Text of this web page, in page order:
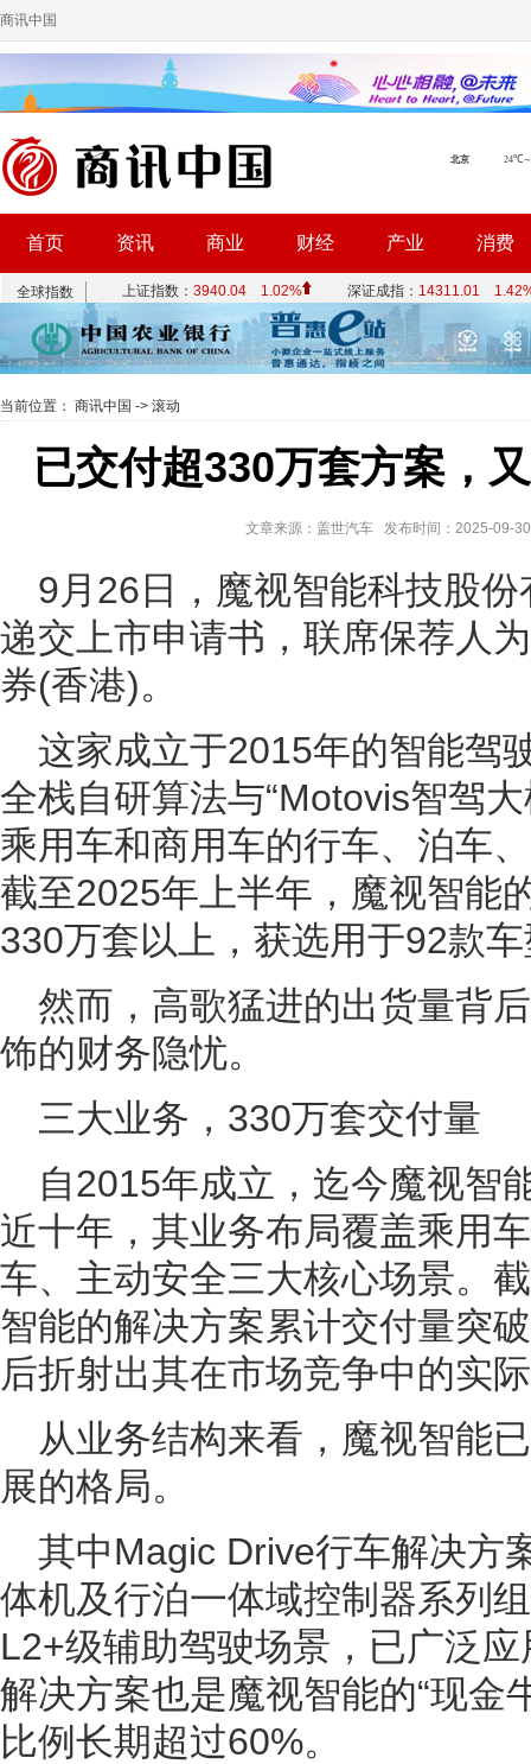
商讯中国
首页 资讯 商业 财经 产业 消费
当前位置： 商讯中国 -> 滚动
已交付超330万套方案，
文章来源：盖世汽车 发布时间：2025-09-
9月26日，魔视智能科技股
递交上市申请书，联席保荐人
券(香港)。
这家成立于2015年的智能驾
全栈自研算法与“Motovis智驾
乘用车和商用车的行车、泊车
截至2025年上半年，魔视智能
330万套以上，获选用于92款
然而，高歌猛进的出货量背
饰的财务隐忧。
三大业务，330万套交付量
自2015年成立，迄今魔视智
近十年，其业务布局覆盖乘用
车、主动安全三大核心场景。
智能的解决方案累计交付量突
后折射出其在市场竞争中的实
从业务结构来看，魔视智能
展的格局。
其中Magic Drive行车解决方
体机及行泊一体域控制器系列
L2+级辅助驾驶场景，已广泛
解决方案也是魔视智能的“现金
比例长期超过60%。